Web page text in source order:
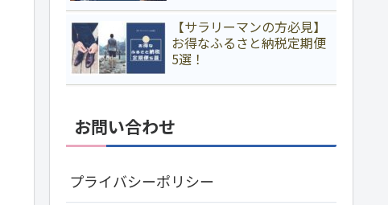
【サラリーマンの方必見】
お得なふるさと納税定期便
5選！
お問い合わせ
プライバシーポリシー